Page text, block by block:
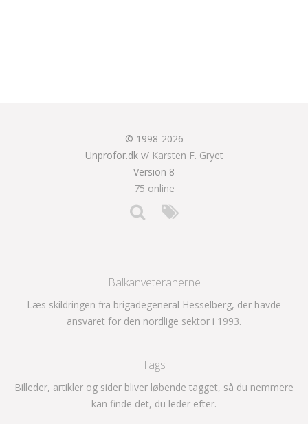
© 1998-2026
Unprofor.dk v/ Karsten F. Gryet
Version 8
75 online
Balkanveteranerne
Læs skildringen fra brigadegeneral Hesselberg, der havde
ansvaret for den nordlige sektor i 1993.
Tags
Billeder, artikler og sider bliver løbende tagget, så du nemmere
kan finde det, du leder efter.